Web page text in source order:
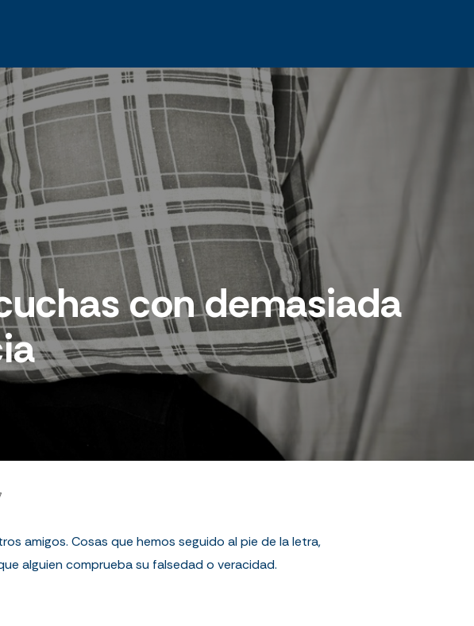
con demasiada
amigos. Cosas que hemos seguido al pie de la letra,
alguien comprueba su falsedad o veracidad.